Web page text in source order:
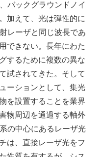
バックグラウンドノイ
加えて、光は弾性的に
レーザと同じ波長であ
できない。長年にわた
するために複数の異な
試されてきた。そして
ーションとして、集光
を設置することを業界
物周辺を通過する軸外
の中心にあるレーザ光
は、直接レーザ光をフ